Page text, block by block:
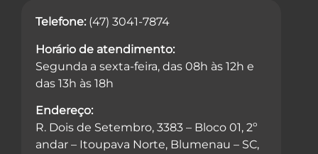
Telefone: (47) 3041-7874
Horário de atendimento:
Segunda a sexta-feira, das 08h às 12h e
das 13h às 18h
Endereço:
R. Dois de Setembro, 3383 – Bloco 01, 2º
andar – Itoupava Norte, Blumenau – SC,